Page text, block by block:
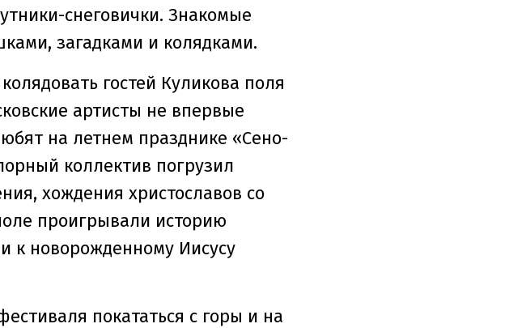
снеговички. Знакомые
загадками и колядками.
гостей Куликова поля
артисты не впервые
на летнем празднике «Сено-
коллектив погрузил
хождения христославов со
проигрывали историю
к новорожденному Иисусу
покататься с горы и на